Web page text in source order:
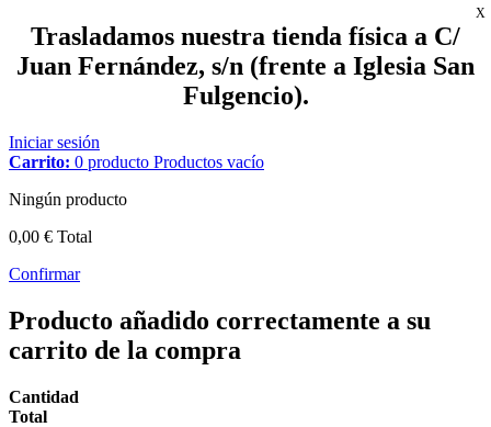
Trasladamos nuestra tienda física a C/
Juan Fernández, s/n (frente a Iglesia San
Fulgencio).
X
Iniciar sesión
Carrito: 0 producto Productos vacío
Ningún producto
0,00 € Total
Confirmar
Producto añadido correctamente a su
carrito de la compra
Cantidad
Total